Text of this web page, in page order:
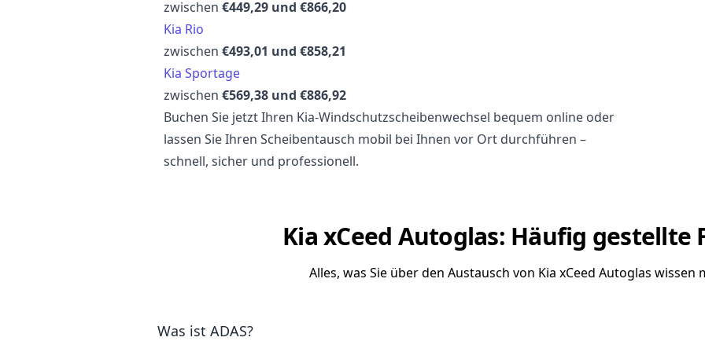
zwischen €449,29 und €866,20
Kia Rio
zwischen €493,01 und €858,21
Kia Sportage
zwischen €569,38 und €886,92
Buchen Sie jetzt Ihren Kia-Windschutzscheibenwechsel bequem online oder
lassen Sie Ihren Scheibentausch mobil bei Ihnen vor Ort durchführen –
schnell, sicher und professionell.
Kia xCeed Autoglas: Häufig gestellte
Alles, was Sie über den Austausch von Kia xCeed Autoglas wissen
Was ist ADAS?